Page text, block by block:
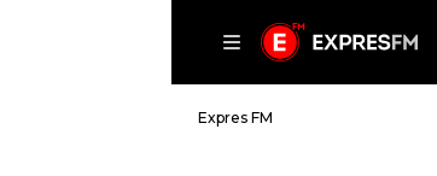
Expres FM